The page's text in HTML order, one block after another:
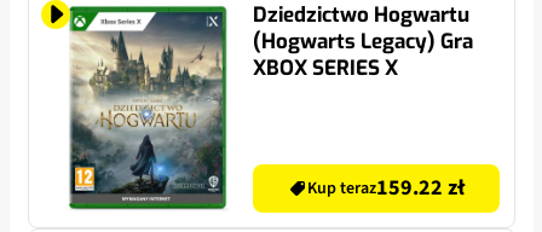
Dziedzictwo Hogwartu
(Hogwarts Legacy) Gra
XBOX SERIES X
Kup teraz159.22 zł